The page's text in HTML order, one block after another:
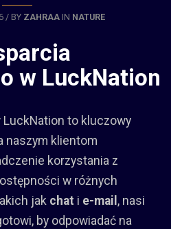
/ BY ZAHRAA IN NATURE
w LuckNation
to kluczowy
naszym klientom
korzystania z
w różnych
jak chat i e-mail , nasi
by odpowiadać na